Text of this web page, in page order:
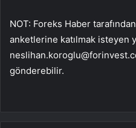
NOT: Foreks Haber
anketlerine katılmak isteyen
gönderebilir.